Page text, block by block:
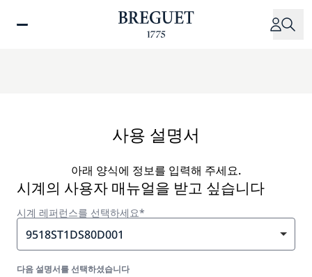
사용 설명서
아래 양식에 정보를 입력해 주세요.
시계의 사용자 매뉴얼을 받고 싶습니다
시계 레퍼런스를 선택하세요*
9518ST1DS80D001
다음 설명서를 선택하셨습니다